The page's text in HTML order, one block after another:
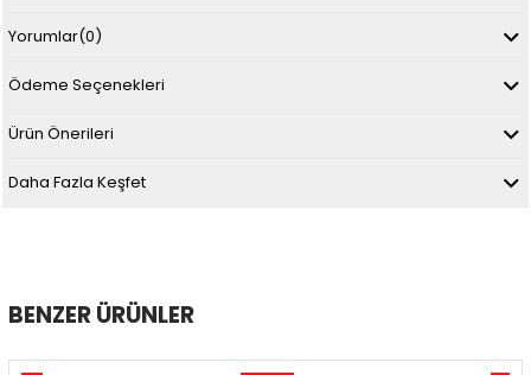
Yorumlar(0)
Ödeme Seçenekleri
Ürün Önerileri
Daha Fazla Keşfet
BENZER ÜRÜNLER